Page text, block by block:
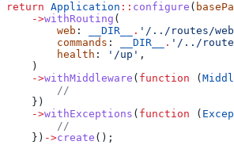
return Application :: configure (
    ->
withRouting (
        web
: __DIR__ . '/../routes/
        commands
: __DIR__ . '/../
        health
: '/up' ,
    )
    ->
withMiddleware ( function (
        //
    })
    ->
withExceptions ( function (
        //
    })
->create ();